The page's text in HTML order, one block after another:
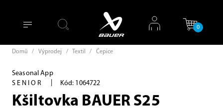
0
Domů / Výprodej / Textil / Čepice
Seasonal App
SENIOR
Kód: 1064722
Kšiltovka BAUER S25